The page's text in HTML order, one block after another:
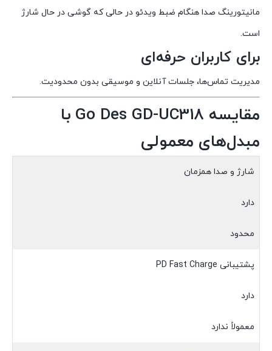
مانیتورینگ صدا هنگام ضبط ویدئو در حالی که گوشی در حال شارژ
است.
برای کاربران حرفه‌ای
مدیریت تماس‌ها، جلسات آنلاین و موسیقی بدون محدودیت.
مقایسه Go Des GD-UC318 با
مبدل‌های معمولی
شارژ و صدا همزمان
دارد
محدود
پشتیبانی PD Fast Charge
دارد
معمولاً ندارد